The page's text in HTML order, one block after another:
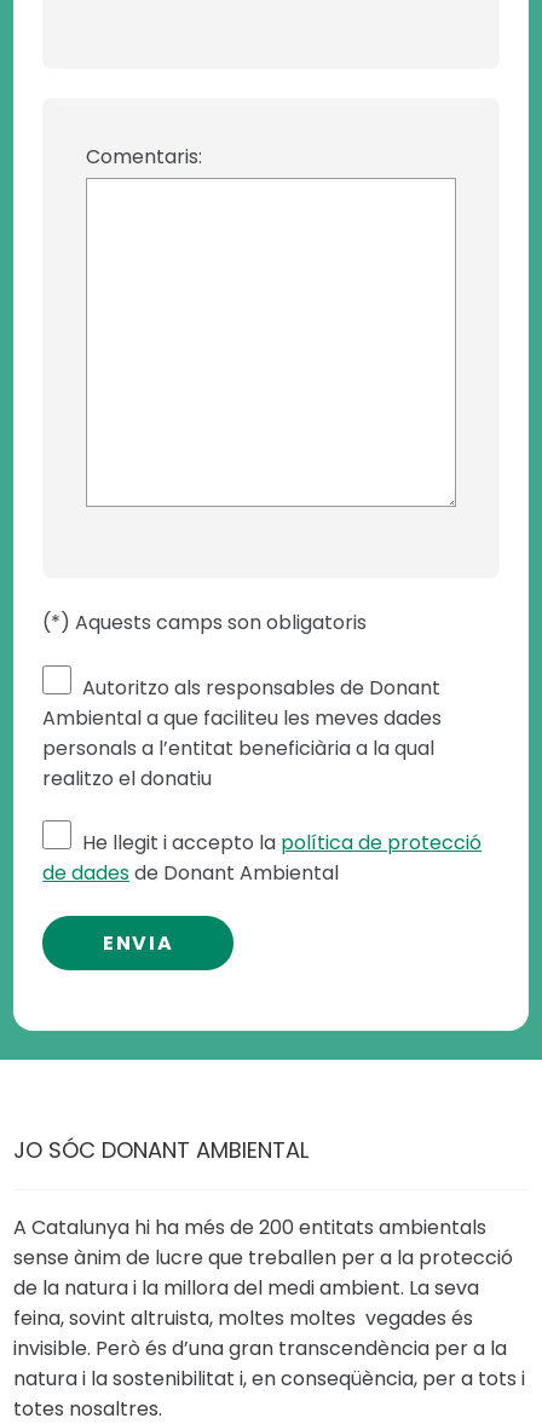
Comentaris:
(*) Aquests camps son obligatoris
Autoritzo als responsables de Donant
Ambiental a que faciliteu les meves dades
personals a l’entitat beneficiària a la qual
realitzo el donatiu
He llegit i accepto la política de protecció
de dadesde Donant Ambiental
JO SÓC DONANT AMBIENTAL
A Catalunya hi ha més de 200 entitats ambientals
sense ànim de lucre que treballen per a la protecció
de la natura i la millora del medi ambient. La seva
feina, sovint altruista, moltes moltes vegades és
invisible. Però és d’una gran transcendència per a la
natura i la sostenibilitat i, en conseqüència, per a tots i
totes nosaltres.